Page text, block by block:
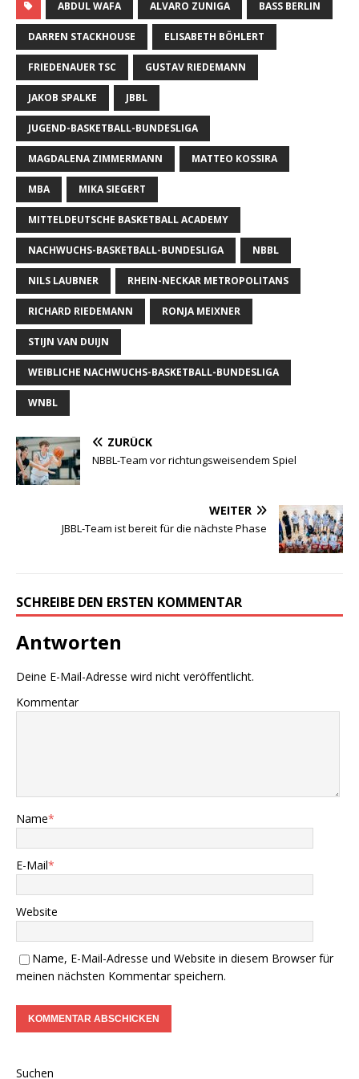
ABDUL WAFA ALVARO ZUNIGA BASS BERLIN
DARREN STACKHOUSE ELISABETH BÖHLERT
FRIEDENAUER TSC GUSTAV RIEDEMANN
JAKOB SPALKE JBBL
JUGEND-BASKETBALL-BUNDESLIGA
MAGDALENA ZIMMERMANN MATTEO KOSSIRA
MBA MIKA SIEGERT
MITTELDEUTSCHE BASKETBALL ACADEMY
NACHWUCHS-BASKETBALL-BUNDESLIGA NBBL
NILS LAUBNER RHEIN-NECKAR METROPOLITANS
RICHARD RIEDEMANN RONJA MEIXNER
STIJN VAN DUIJN
WEIBLICHE NACHWUCHS-BASKETBALL-BUNDESLIGA
WNBL
ZURÜCK
NBBL-Team vor richtungsweisendem Spiel
WEITER
JBBL-Team ist bereit für die nächste Phase
SCHREIBE DEN ERSTEN KOMMENTAR
Antworten
Deine E-Mail-Adresse wird nicht veröffentlicht.
Kommentar
Name*
E-Mail*
Website
Name, E-Mail-Adresse und Website in diesem Browser für
meinen nächsten Kommentar speichern.
Suchen